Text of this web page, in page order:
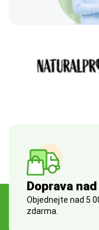
Doprava
Objednejte nad 5
zdarma.